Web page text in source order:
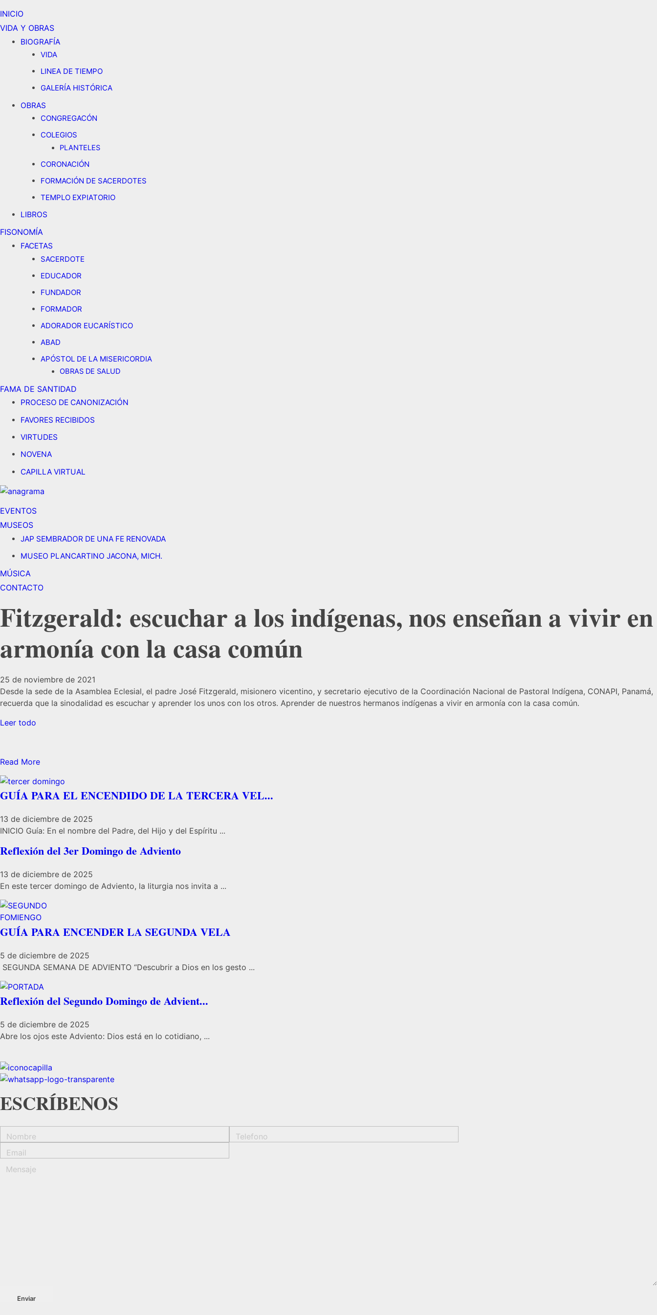
INICIO
VIDA Y OBRAS
BIOGRAFÍA
VIDA
LINEA DE TIEMPO
GALERÍA HISTÓRICA
OBRAS
CONGREGACÓN
COLEGIOS
PLANTELES
CORONACIÓN
FORMACIÓN DE SACERDOTES
TEMPLO EXPIATORIO
LIBROS
FISONOMÍA
FACETAS
SACERDOTE
EDUCADOR
FUNDADOR
FORMADOR
ADORADOR EUCARÍSTICO
ABAD
APÓSTOL DE LA MISERICORDIA
OBRAS DE SALUD
FAMA DE SANTIDAD
PROCESO DE CANONIZACIÓN
FAVORES RECIBIDOS
VIRTUDES
NOVENA
CAPILLA VIRTUAL
EVENTOS
MUSEOS
JAP SEMBRADOR DE UNA FE RENOVADA
MUSEO PLANCARTINO JACONA, MICH.
MÚSICA
CONTACTO
Fitzgerald: escuchar a los indígenas, nos enseñan a vivir en
armonía con la casa común
25 de noviembre de 2021
Desde la sede de la Asamblea Eclesial, el padre José Fitzgerald, misionero vicentino, y secretario ejecutivo de la Coordinación Nacional de Pastoral Indígena, CONAPI, Panamá,
recuerda que la sinodalidad es escuchar y aprender los unos con los otros. Aprender de nuestros hermanos indígenas a vivir en armonía con la casa común.
Leer todo
Read More
GUÍA PARA EL ENCENDIDO DE LA TERCERA VEL...
13 de diciembre de 2025
INICIO Guía: En el nombre del Padre, del Hijo y del Espíritu ...
Reflexión del 3er Domingo de Adviento
13 de diciembre de 2025
En este tercer domingo de Adviento, la liturgia nos invita a ...
GUÍA PARA ENCENDER LA SEGUNDA VELA
5 de diciembre de 2025
SEGUNDA SEMANA DE ADVIENTO “Descubrir a Dios en los gesto ...
Reflexión del Segundo Domingo de Advient...
5 de diciembre de 2025
Abre los ojos este Adviento: Dios está en lo cotidiano, ...
ESCRÍBENOS